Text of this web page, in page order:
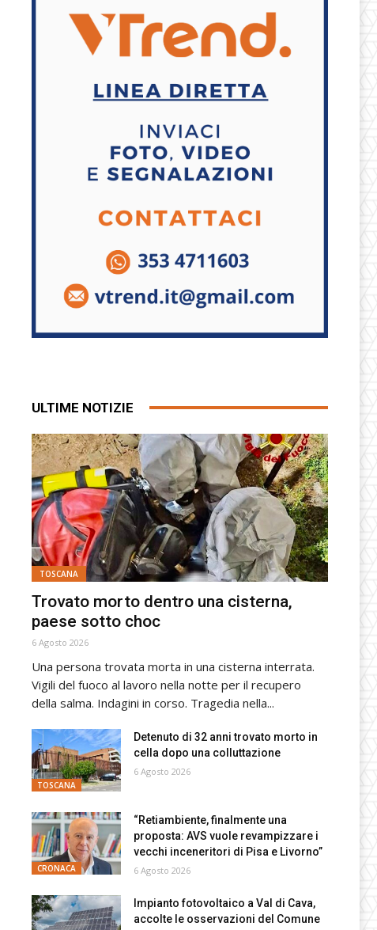
ULTIME NOTIZIE
TOSCANA
Trovato morto dentro una cisterna,
paese sotto choc
6 Agosto 2026
Una persona trovata morta in una cisterna interrata.
Vigili del fuoco al lavoro nella notte per il recupero
della salma. Indagini in corso. Tragedia nella...
TOSCANA
Detenuto di 32 anni trovato morto in
cella dopo una colluttazione
6 Agosto 2026
CRONACA
“Retiambiente, finalmente una
proposta: AVS vuole revampizzare i
vecchi inceneritori di Pisa e Livorno”
6 Agosto 2026
Impianto fotovoltaico a Val di Cava,
accolte le osservazioni del Comune